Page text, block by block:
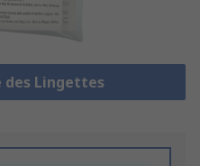
des Lingettes